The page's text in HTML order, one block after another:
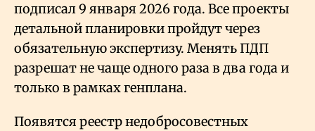
подписал 9 января 2026 года. Все проекты
детальной планировки пройдут через
обязательную экспертизу. Менять ПДП
разрешат не чаще одного раза в два года и
только в рамках генплана.
Появятся реестр недобросовестных